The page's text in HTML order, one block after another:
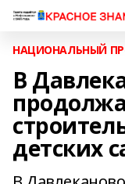
НАЦИОНАЛЬНЫЙ
В
детских